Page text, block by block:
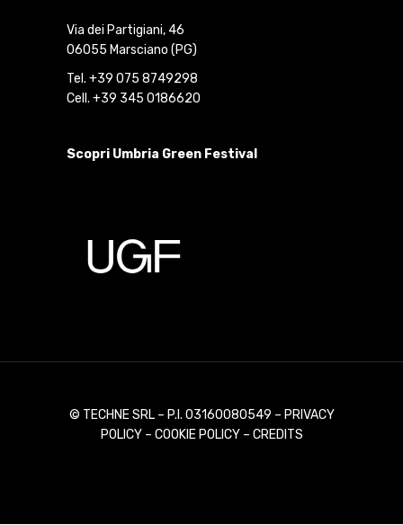
Via dei Partigiani, 46
06055 Marsciano (PG)
Tel. +39 075 8749298
Cell. +39 345 0186620
Scopri Umbria Green Festival
© TECHNE SRL – P.I. 03160080549 – PRIVACY
POLICY – COOKIE POLICY– CREDITS